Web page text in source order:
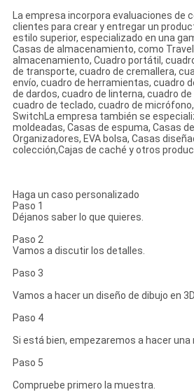
La empresa incorpora evaluaciones de
clientes para crear y entregar un
estilo superior, especializado en una
Casas de almacenamiento, como
almacenamiento, Cuadro portátil,
de transporte, cuadro de cremallera,
envío, cuadro de herramientas, cuadro
de dardos, cuadro de linterna, cuadro
cuadro de teclado, cuadro de
SwitchLa empresa también se
moldeadas, Casas de espuma, Casas
Organizadores, EVA bolsa, Casas
colección,Cajas de caché y otros
Haga un caso personalizado
Paso 1
Déjanos saber lo que quieres.
Paso 2
Vamos a discutir los detalles.
Paso 3
Vamos a hacer un diseño de dibujo en
Paso 4
Si está bien, empezaremos a hacer
Paso 5
Compruebe primero la muestra.